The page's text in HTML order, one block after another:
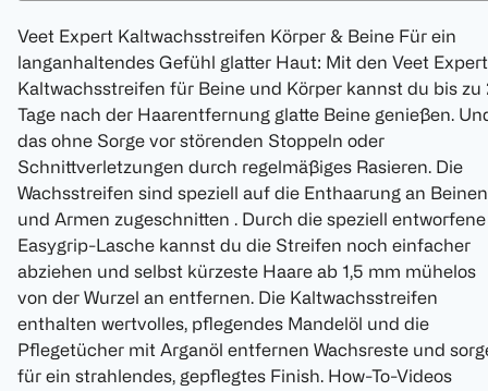
Veet Expert Kaltwachsstreifen Körper & Beine Für ein
langanhaltendes Gefühl glatter Haut: Mit den Veet Expert
Kaltwachsstreifen für Beine und Körper kannst du bis zu
Tage nach der Haarentfernung glatte Beine genießen.
das ohne Sorge vor störenden Stoppeln oder
Schnittverletzungen durch regelmäßiges Rasieren. Die
Wachsstreifen sind speziell auf die Enthaarung an Beinen
und Armen zugeschnitten . Durch die speziell entworfene
Easygrip-Lasche kannst du die Streifen noch einfacher
abziehen und selbst kürzeste Haare ab 1,5 mm mühelos
von der Wurzel an entfernen. Die Kaltwachsstreifen
enthalten wertvolles, pflegendes Mandelöl und die
Pflegetücher mit Arganöl entfernen Wachsreste und
für ein strahlendes, gepflegtes Finish. How-To-Videos